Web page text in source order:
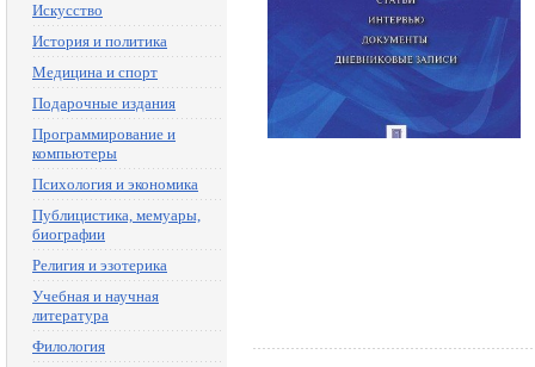
Искусство
История и политика
Медицина и спорт
Подарочные издания
Программирование и
компьютеры
Психология и экономика
Публицистика, мемуары,
биографии
Религия и эзотерика
Учебная и научная
литература
Филология